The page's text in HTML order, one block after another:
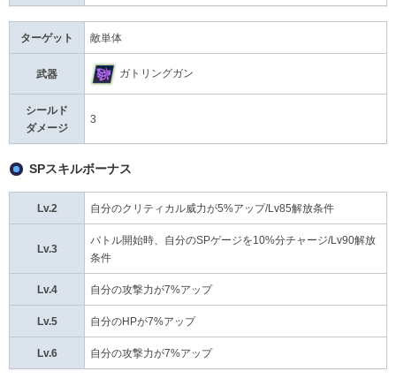
ターゲット 敵単体
武器 ガトリングガン
シールド
ダメージ
3
SPスキルボーナス
Lv.2 自分のクリティカル威力が5%アップ/Lv85解放条件
Lv.3
バトル開始時、自分のSPゲージを10%分チャージ/Lv90解放
条件
Lv.4 自分の攻撃力が7%アップ
Lv.5 自分のHPが7%アップ
Lv.6 自分の攻撃力が7%アップ